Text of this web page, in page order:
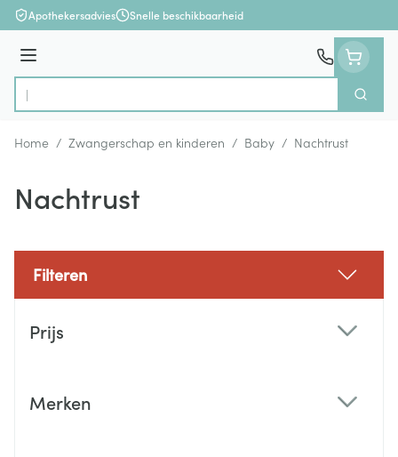
Ga naar de inhoud
Apothekersadvies Snelle beschikbaarheid
Menu
Product, merk, categorie...
Zoek
Home / Zwangerschap en kinderen / Baby / Nachtrust
Nachtrust
Filteren
Prijs
Merken